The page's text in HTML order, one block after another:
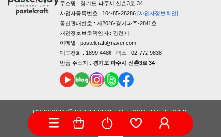
주소명 : 경기도 파주시 신촌3로 34
사업자등록번호 : 104-85-28286 [사업자정보확인]
통신판매번호 : 제2026-경기파주-2841호
개인정보보호책임자 : 김현지
이메일 : pastelcraft@naver.com
대표전화 : 1899-4486 팩스 : 02-772-9838
반품 주소지 : 경기도 파주시 신촌3로 34
COPYRIGHTⓒ PASTELCRAFT ALL RIGHTS RESERVED.